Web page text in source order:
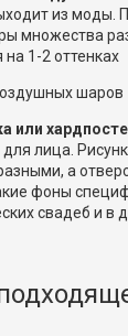
из моды.
множества
на 1-2 оттенках
или
лица.
а
фоны
свадеб и в